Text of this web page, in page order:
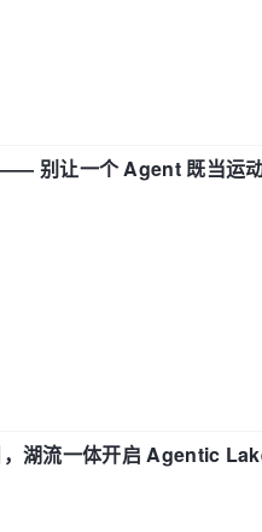
别让一个 Agent 既当运
湖流一体开启 Agentic